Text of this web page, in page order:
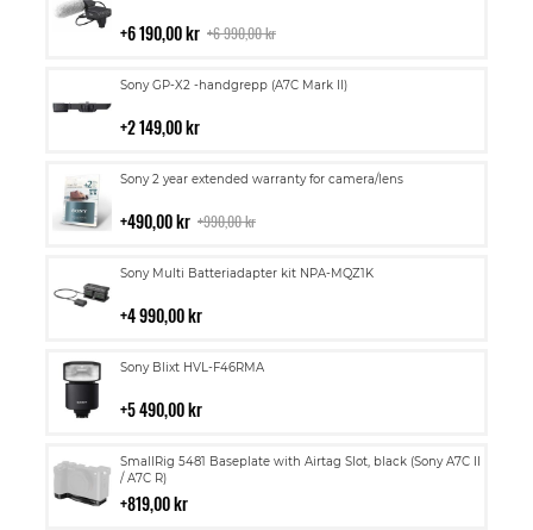
6 190,00 kr 6 990,00 kr
i
Sony GP-X2 -handgrepp (A7C Mark II)
2 149,00 kr
Lägg
i
Sony 2 year extended warranty for camera/lens
490,00 kr 990,00 kr
Lägg
i
Sony Multi Batteriadapter kit NPA-MQZ1K
4 990,00 kr
Lägg
i
Sony Blixt HVL-F46RMA
5 490,00 kr
Lägg
i
SmallRig 5481 Baseplate with Airtag Slot, black (Sony A7C II
/ A7C R)
819,00 kr
Lägg
till
i